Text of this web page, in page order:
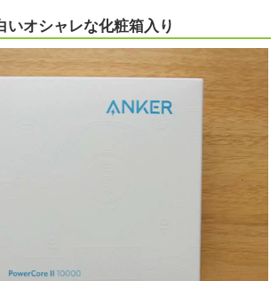
いオシャレな化粧箱入り